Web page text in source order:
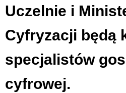
Uczelnie i
Cyfryzacji będą
specjalistów
cyfrowej.